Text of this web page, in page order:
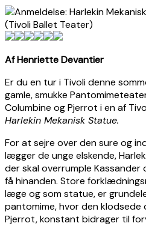
Af Henriette Devantier
Er du en tur i Tivoli denne
gamle, smukke
Columbine og Pjerrot i en af
Harlekin Mekanisk Statue.
For at sejre over den sure og
lægger de unge elskende,
der skal overrumple Kassander
få hinanden. Store
læge og som statue, er
pantomime, hvor den klodsede
Pjerrot, konstant bidrager til